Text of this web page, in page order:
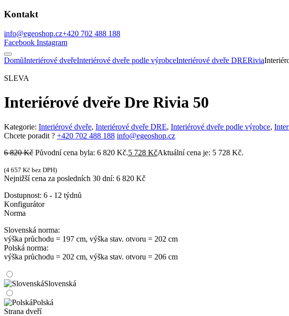
Kontakt
info@egeoshop.cz+420 702 488 188
Facebook Instagram
DomůInteriérové dveřeInteriérové dveře podle výrobceInteriérové dveře DRERivia
SLEVA
Interiérové dveře Dre Rivia 50
Kategorie: Interiérové dveře, Interiérové dveře DRE, Interiérové dveře podle výrobce,
Chcete poradit ? +420 702 488 188 info@egeoshop.cz
6 820Kč Původní cena byla: 6 820 Kč.5 728 KčAktuální cena je: 5 728 Kč.
(4 657 Kč bez DPH)
Nejnižší cena za posledních 30 dní: 6 820 Kč
Dostupnost: 6 - 12 týdnů
Konfigurátor
Norma
Slovenská norma:
výška průchodu = 197 cm, výška stav. otvoru = 202 cm
Polská norma:
výška průchodu = 202 cm, výška stav. otvoru = 206 cm
Slovenská
Polská
Strana dveří